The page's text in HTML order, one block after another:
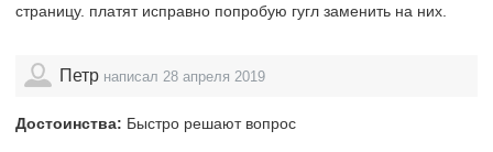
страницу. платят исправно попробую гугл заменить на них.
Петр написал 28 апреля 2019
Достоинства: Быстро решают вопрос